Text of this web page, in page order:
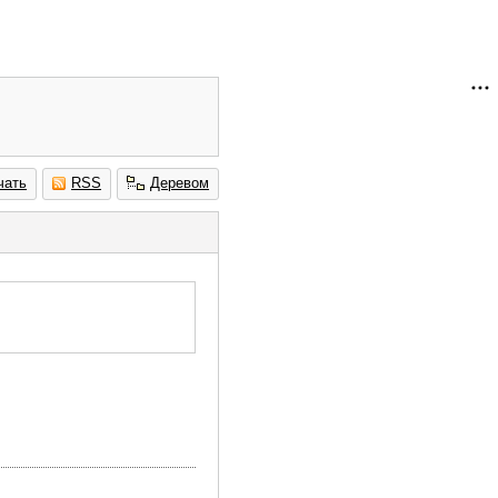
RSS Деревом